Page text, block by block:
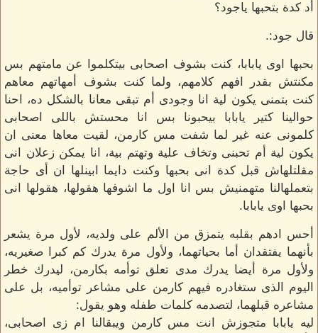
أد كدة بتحبها ياجود؟
قال جود:.
بحبها اوى يابابا، كنت بشوف اصحابى بيتكلموا عن مامتهم بس
مكنتش بقدر افهم كلامهم، ولما كنت بشوف أمهاتهم معاهم
كنت بتمنى يكون لية انا وجودى أم تبقى معانا بالشكل ده، احنا
حوالينا كتير يابابا بيحبونا بس انا محستش باللى اصحابى
كلمونى عنه غير لما شفت مس كارمن، لقيت معاها معنى ان
يكون لية أم تحبنى وتخاف علية وتهتم بية، انا يمكن زعلان انى
مقلتلهاش قبل كدة انى بحبها وكنت دايما ابينلها ان أى حاجة
بتعملهالنا متهمنيش بس انا اول ما اشوفها هقولها، هقولها انى
بحبها اوى يابابا.
أحس ادهم بقلبه يتمزق من الألم على ولديه، لأول مرة يشعر
بأنهما يفتقدان أما بحياتهما، ولأول مرة يدرك كم كبرا صغيريه،
ولأول مرة أيضا يدرك مدى تعلق توأمه بكارمن، ليدرك خطر
اليوم الذى ستغادره فيهم كارمن على مشاعر توأميه، بل على
مشاعره قبلهما، لتصدمه كلمات طفله وهو يقول:
ليه يابابا متجوزش انت مس كارمن ويبقالنا ام زى اصحابى،